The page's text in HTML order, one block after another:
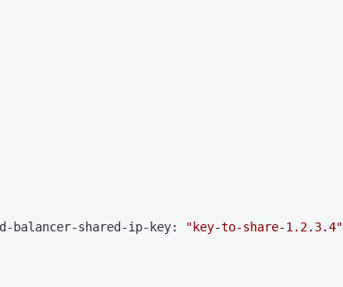
balancer-shared-ip-key:
"key-to-share-1.2.3.4"